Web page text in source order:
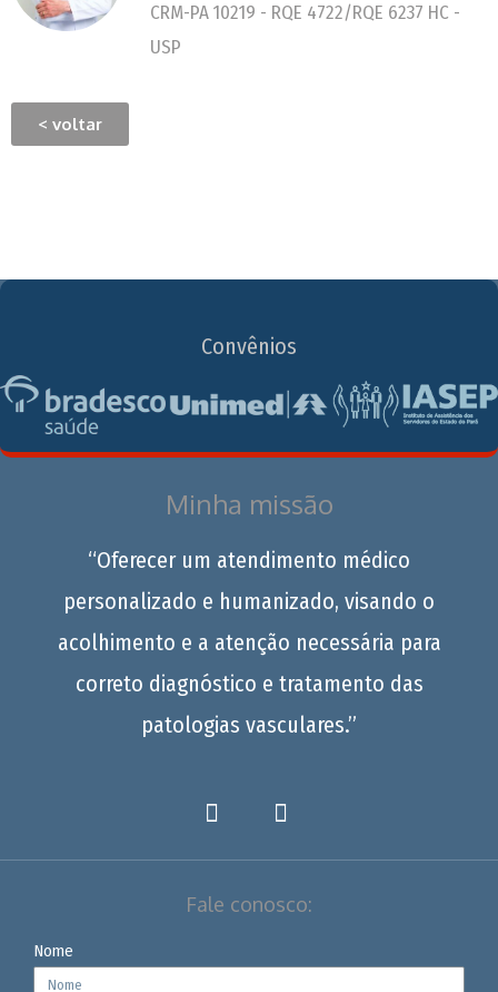
CRM-PA 10219 - RQE 4722/RQE 6237 HC -
USP
< voltar
Convênios
Minha missão
“Oferecer um atendimento médico
personalizado e humanizado, visando o
acolhimento e a atenção necessária para
correto diagnóstico e tratamento das
patologias vasculares.”
Fale conosco:
Nome